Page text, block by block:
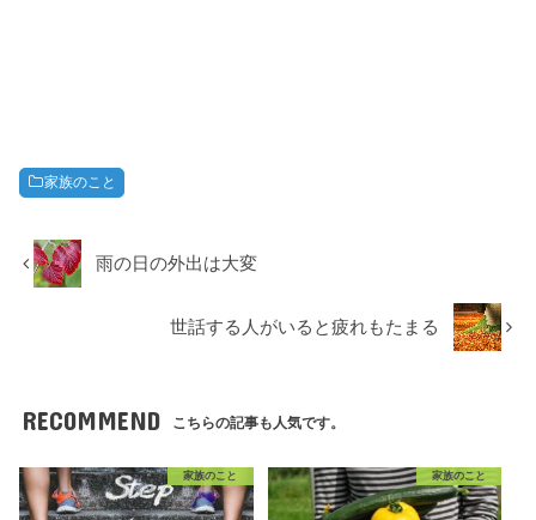
家族のこと
雨の日の外出は大変
世話する人がいると疲れもたまる
RECOMMEND こちらの記事も人気です。
家族のこと 家族のこと